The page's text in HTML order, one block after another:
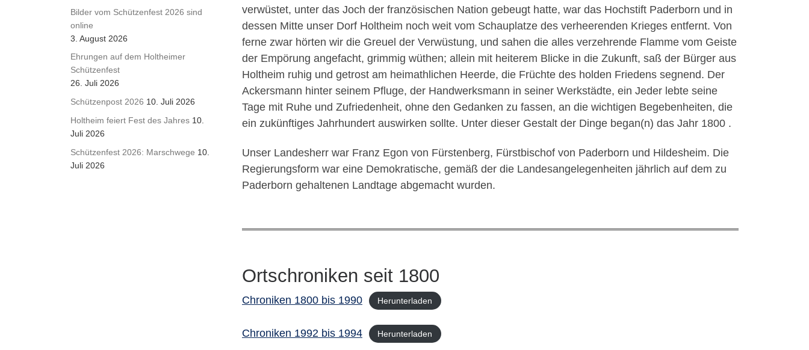
verwüstet, unter das Joch der französischen Nation gebeugt hatte, war das Hochstift Paderborn und in
dessen Mitte unser Dorf Holtheim noch weit vom Schauplatze des verheerenden Krieges entfernt. Von
ferne zwar hörten wir die Greuel der Verwüstung, und sahen die alles verzehrende Flamme vom Geiste
der Empörung angefacht, grimmig wüthen; allein mit heiterem Blicke in die Zukunft, saß der Bürger aus
Holtheim ruhig und getrost am heimathlichen Heerde, die Früchte des holden Friedens segnend. Der
Ackersmann hinter seinem Pfluge, der Handwerksmann in seiner Werkstädte, ein Jeder lebte seine
Tage mit Ruhe und Zufriedenheit, ohne den Gedanken zu fassen, an die wichtigen Begebenheiten, die
ein zukünftiges Jahrhundert auswirken sollte. Unter dieser Gestalt der Dinge began(n) das Jahr 1800 .
Unser Landesherr war Franz Egon von Fürstenberg, Fürstbischof von Paderborn und Hildesheim. Die
Regierungsform war eine Demokratische, gemäß der die Landesangelegenheiten jährlich auf dem zu
Paderborn gehaltenen Landtage abgemacht wurden.
Ortschroniken seit 1800
Chroniken 1800 bis 1990 Herunterladen
Chroniken 1992 bis 1994 Herunterladen
Bilder vom Schützenfest 2026 sind
online
3. August 2026
Ehrungen auf dem Holtheimer
Schützenfest
26. Juli 2026
Schützenpost 2026 10. Juli 2026
Holtheim feiert Fest des Jahres 10.
Juli 2026
Schützenfest 2026: Marschwege 10.
Juli 2026